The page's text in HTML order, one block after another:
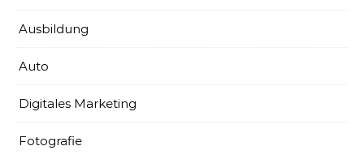
Ausbildung
Auto
Digitales Marketing
Fotografie